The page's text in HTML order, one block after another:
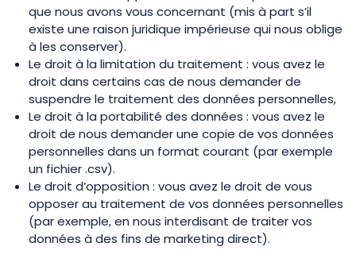
que nous avons vous concernant (mis à part s’il
existe une raison juridique impérieuse qui nous oblige
à les conserver).
Le droit à la limitation du traitement : vous avez le
droit dans certains cas de nous demander de
suspendre le traitement des données personnelles,
Le droit à la portabilité des données : vous avez le
droit de nous demander une copie de vos données
personnelles dans un format courant (par exemple
un fichier .csv).
Le droit d’opposition : vous avez le droit de vous
opposer au traitement de vos données personnelles
(par exemple, en nous interdisant de traiter vos
données à des fins de marketing direct).